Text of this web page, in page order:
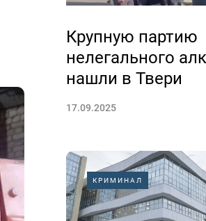
Крупную партию
нелегального
нашли в Твери
17.09.2025
КРИМИНАЛ